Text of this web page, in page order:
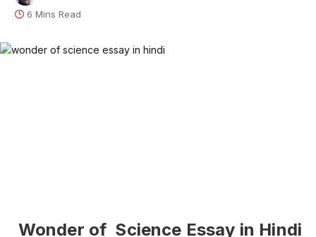
6 Mins Read
Wonder of Science Essay in Hindi